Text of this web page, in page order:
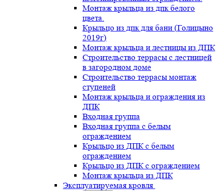
Монтаж крыльца из дпк белого
цвета.
Крыльцо из дпк для бани (Голицыно
2019г)
Монтаж крыльца и лестницы из ДПК
Строительство террасы с лестницей
в загородном доме
Строительство террасы монтаж
ступеней
Монтаж крыльца и ограждения из
ДПК
Входная группа
Входная группа с белым
ограждением
Крыльцо из ДПК с белым
ограждением
Крыльцо из ДПК с ограждением
Монтаж крыльца из ДПК
Эксплуатируемая кровля